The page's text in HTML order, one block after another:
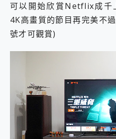
可以開始欣賞Netflix成千
4K高畫質的節目再完美不
號才可觀賞)